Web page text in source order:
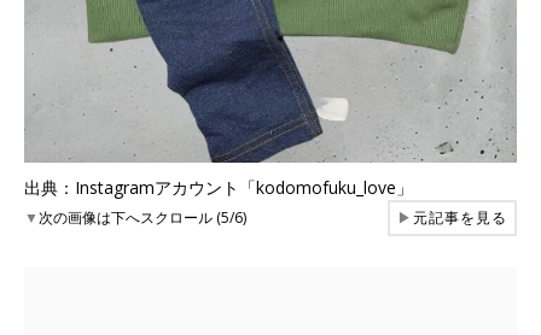
出典：Instagramアカウント「kodomofuku_love」
▼次の画像は下へスクロール (5/6) ▶元記事を見る